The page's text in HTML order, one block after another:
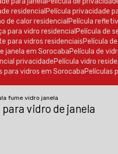
residencial
Película privacidade
de calor residencial
Película
para vidro residencial
Película de
para vidros residenciais
Película
janela em Sorocaba
Película de
privacidade
Película vidro
para vidros em Sorocaba
Películas
fume vidro janela
vidro de janela